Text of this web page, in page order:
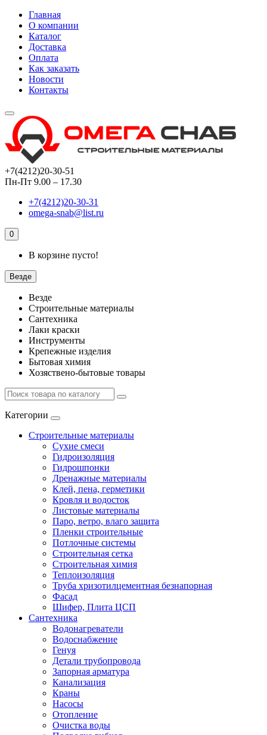
Главная
О компании
Каталог
Доставка
Оплата
Как заказать
Новости
Контакты
+7(4212)20-30-51
Пн-Пт 9.00 – 17.30
+7(4212)20-30-31
omega-snab@list.ru
0
В корзине пусто!
Везде
Везде
Строительные материалы
Сантехника
Лаки краски
Инструменты
Крепежные изделия
Бытовая химия
Хозяствено-бытовые товары
Категории
Строительные материалы
Сухие смеси
Гидроизоляция
Гидрошпонки
Дренажные материалы
Клей, пена, герметики
Кровля и водосток
Листовые материалы
Паро, ветро, влаго защита
Пленки строительные
Потлочные системы
Строительная сетка
Строительная химия
Теплоизоляция
Труба хризотилцементная безнапорная
Фасад
Шифер, Плита ЦСП
Сантехника
Водонагреватели
Водоснабжение
Генуя
Детали трубопровода
Запорная арматура
Канализация
Краны
Насосы
Отопление
Очистка воды